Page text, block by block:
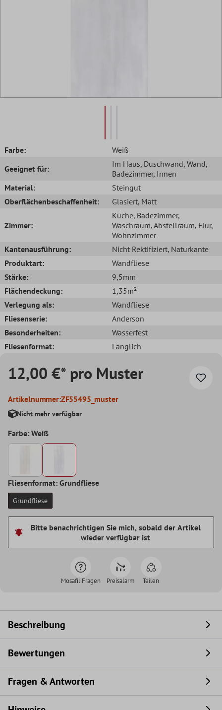
Farbe:
Weiß
Geeignet für:
Im Haus, Duschwand, Wand,
Badezimmer, Innen
Material:
Steingut
Oberflächenbeschaffenheit:
Glasiert, Matt
Zimmer:
Küche, Badezimmer,
Waschraum, Abstellraum, Flur,
Wohnzimmer
Kantenausführung:
Nicht Rektifiziert, Naturkante
Produktart:
Wandfliese
Stärke:
9,5mm
Flächendeckung:
1,35m²
Verlegung als:
Wandfliese
Fliesenserie:
Anderson
Besonderheiten:
Wasserfest
Fliesenformat:
Länglich
12,00 €* pro Muster
Artikelnummer:ZF55495_muster
Nicht mehr verfügbar
Farbe: Weiß
Fliesenformat: Grundfliese
Grundfliese
Bitte benachrichtigen Sie mich, sobald der Artikel
wieder verfügbar ist
Mosafil Fragen Preisalarm Teilen
Beschreibung
Bewertungen
Fragen & Antworten